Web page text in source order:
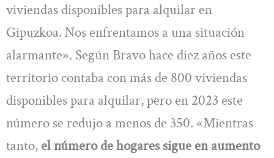
viviendas disponibles para alquilar en
Gipuzkoa. Nos enfrentamos a una situación
alarmante». Según Bravo hace diez años este
territorio contaba con más de 800 viviendas
disponibles para alquilar, pero en 2023 este
número se redujo a menos de 350. «Mientras
tanto, el número de hogares sigue en aumento